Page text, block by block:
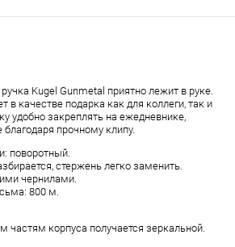
Kugel Gunmetal приятно лежит в руке.
в качестве подарка как для коллеги, так и
удобно закреплять на ежедневнике,
прочному клипу.
поворотный.
стержень легко заменить.
чернилами.
800 м.
частям корпуса получается зеркальной.